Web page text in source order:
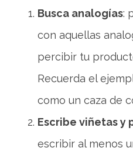
Busca analogías:
con aquellas
percibir tu
Recuerda el
como un caza de
Escribe viñetas y
escribir al menos